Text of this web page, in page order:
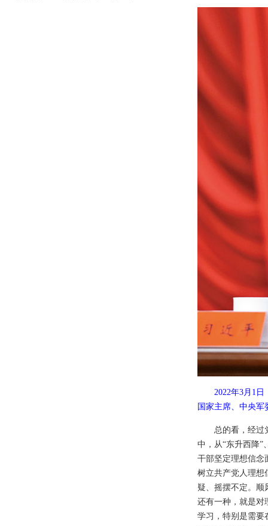
2022年3月1
国家主席、中央
总的看，经过
中，从“东升西降”
干部坚定理想信念
树立共产党人理想
疑、摇摆不定。顺
还有一种，就是对
学习，特别是需要